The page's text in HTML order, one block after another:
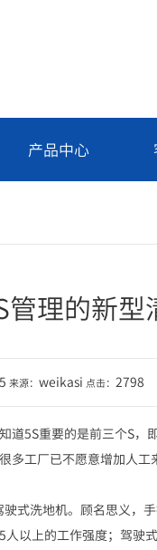
产品中心
理的新型
来源： weikasi 点击： 2798
5S重要的是前三个S，
多工厂已不愿意增加人
式洗地机。顾名思义，
以上的工作强度；驾驶